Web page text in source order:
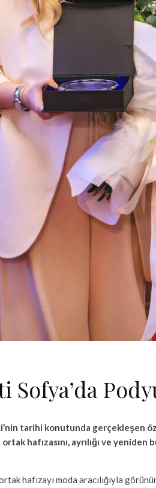
Sofya’da
tarihi konutunda gerçekleşen
hafızasını, ayrılığı ve yeniden
hafızayı moda aracılığıyla